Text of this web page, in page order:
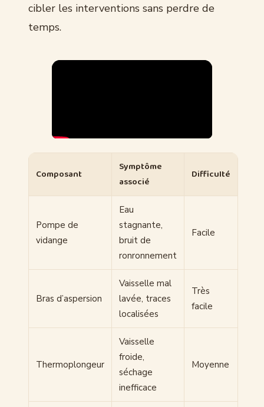
cibler les interventions sans perdre de
temps.
Composant
Symptôme
associé
Difficulté
Pompe de
vidange
Eau
stagnante,
bruit de
ronronnement
Facile
Bras d’aspersion
Vaisselle mal
lavée, traces
localisées
Très
facile
Thermoplongeur
Vaisselle
froide,
séchage
inefficace
Moyenne